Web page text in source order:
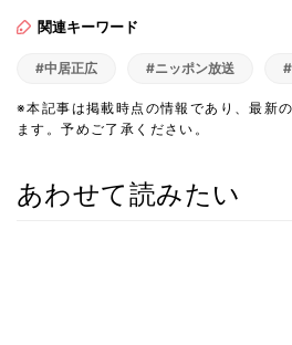
関連キーワード
#中居正広 #ニッポン放送
※本記事は掲載時点の情報であり、最新
ます。予めご了承ください。
あわせて読みたい